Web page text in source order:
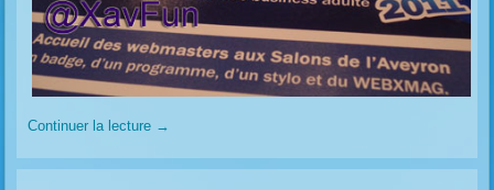
Continuer la lecture →